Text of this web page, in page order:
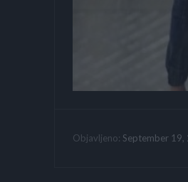
Objavljeno: September 19,